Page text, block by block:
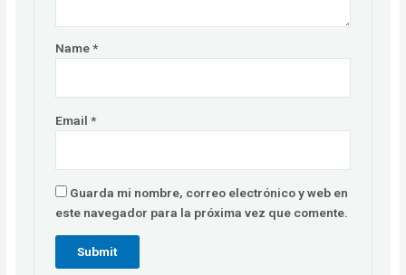
Name*
Email*
Guarda mi nombre, correo electrónico y web en
este navegador para la próxima vez que comente.